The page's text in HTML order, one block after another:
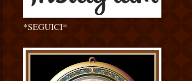
*SEGUICI*